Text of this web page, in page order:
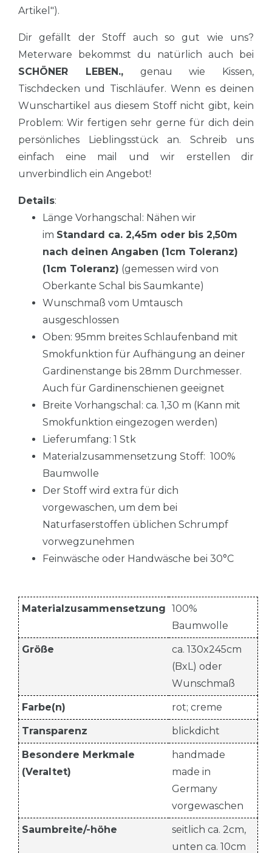
Artikel").
Dir gefällt der Stoff auch so gut wie uns?
Meterware bekommst du natürlich auch bei
SCHÖNER LEBEN.,genau wie Kissen,
Tischdecken und Tischläufer. Wenn es deinen
Wunschartikel aus diesem Stoff nicht gibt, kein
Problem: Wir fertigen sehr gerne für dich dein
persönliches Lieblingsstück an. Schreib uns
einfach eine mail und wir erstellen dir
unverbindlich ein Angebot!
Details:
Länge Vorhangschal: Nähen wir
im Standard ca. 2,45m oder bis 2,50m
nach deinen Angaben (1cm Toleranz)
(1cm Toleranz) (gemessen wird von
Oberkante Schal bis Saumkante)
Wunschmaß vom Umtausch
ausgeschlossen
Oben: 95mm breites Schlaufenband mit
Smokfunktion für Aufhängung an deiner
Gardinenstange bis 28mm Durchmesser.
Auch für Gardinenschienen geeignet
Breite Vorhangschal: ca. 1,30 m (Kann mit
Smokfunktion eingezogen werden)
Lieferumfang: 1 Stk
Materialzusammensetzung Stoff: 100%
Baumwolle
Der Stoff wird extra für dich
vorgewaschen, um dem bei
Naturfaserstoffen üblichen Schrumpf
vorwegzunehmen
Feinwäsche oder Handwäsche bei 30°C
Materialzusammensetzung 100%
Baumwolle
Größe
ca. 130x245cm
(BxL) oder
Wunschmaß
Farbe(n) rot; creme
Transparenz blickdicht
Besondere Merkmale
(Veraltet)
handmade
made in
Germany
vorgewaschen
Saumbreite/-höhe
seitlich ca. 2cm,
unten ca. 10cm